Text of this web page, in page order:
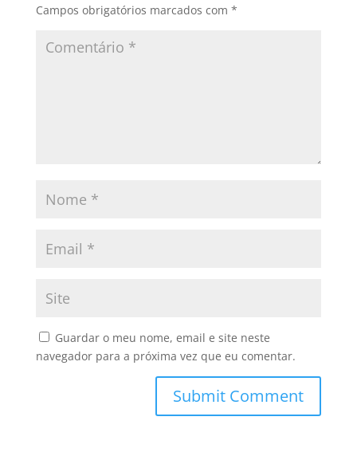
Campos obrigatórios marcados com *
Guardar o meu nome, email e site neste
navegador para a próxima vez que eu comentar.